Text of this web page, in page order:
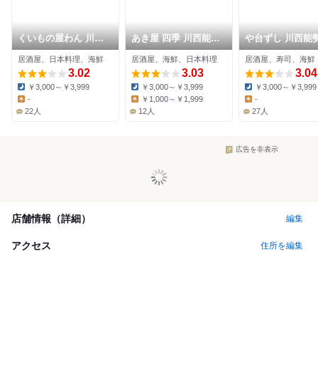
くいもの屋わん 川西
能勢口駅前店
居酒屋、日本料理、海鮮
3.02
Dinner:
￥3,000～￥3,999
Lunch:
-
22人
あき屋 四季 川西能勢
口駅前店
居酒屋、海鮮、日本料理
3.03
Dinner:
￥3,000～￥3,999
Lunch:
￥1,000～￥1,999
12人
や台ずし 川西能
駅前町
居酒屋、寿司、海鮮
3.04
Dinner:
￥3,000～￥3,999
Lunch:
-
27人
広告を非表示
店舗情報（詳細） 編集
アクセス 住所を編集